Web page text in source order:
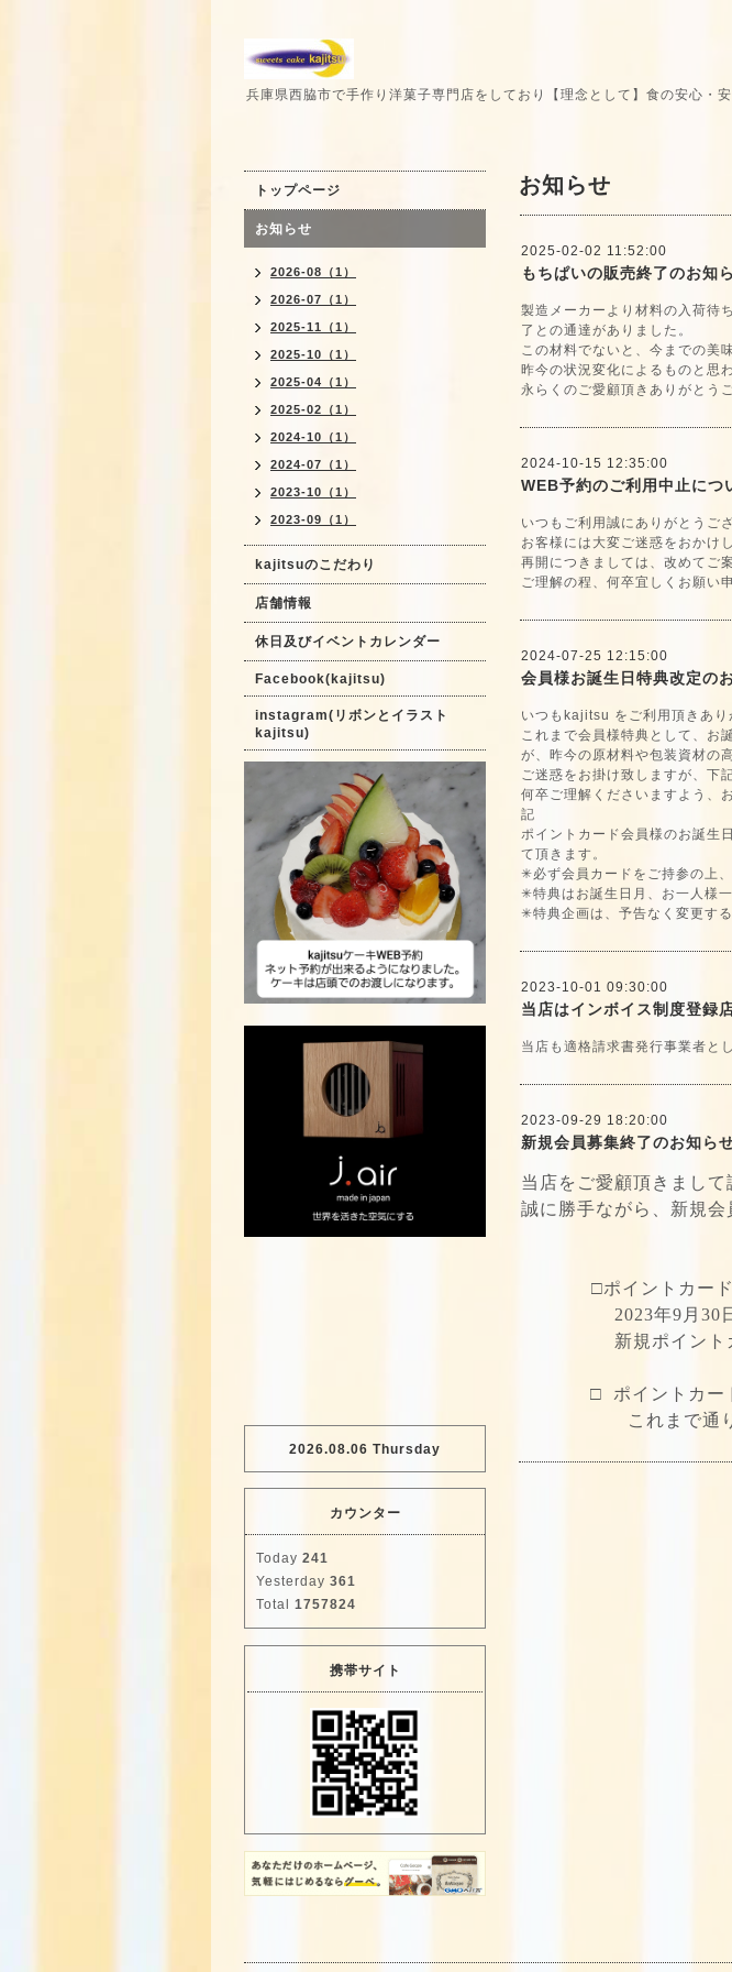
兵庫県西脇市で手作り洋菓子専門店をしており【理念として】食の安心・
お知らせ
2025-02-02 11:52:00
もちぱいの販売終了のお知ら
製造メーカーより材料の入荷待
了との通達がありました。
この材料でないと、今までの美
昨今の状況変化によるものと思
永らくのご愛顧頂きありがとう
2024-10-15 12:35:00
WEB予約のご利用中止につ
いつもご利用誠にありがとうご
お客様には大変ご迷惑をおかけ
再開につきましては、改めてご
ご理解の程、何卒宜しくお願い
2024-07-25 12:15:00
会員様お誕生日特典改定の
いつもkajitsu をご利用頂きあり
これまで会員様特典として、お
が、昨今の原材料や包装資材の
ご迷惑をお掛け致しますが、下
何卒ご理解くださいますよう、
記
ポイントカード会員様のお誕生
て頂きます。
✳必ず会員カードをご持参の上、
✳特典はお誕生日月、お一人様
✳特典企画は、予告なく変更する
2023-10-01 09:30:00
当店はインボイス制度登録
当店も適格請求書発行事業者と
2023-09-29 18:20:00
新規会員募集終了のお知らせ
当店をご愛顧頂きまして
誠に勝手ながら、新規会
□ポイントカー
2023年9 月 30
新規ポイントカード
□
ポイントカー
これまで通り
トップページ
お知らせ
2026-08（1）
2026-07（1）
2025-11（1）
2025-10（1）
2025-04（1）
2025-02（1）
2024-10（1）
2024-07（1）
2023-10（1）
2023-09（1）
kajitsuのこだわり
店舗情報
休日及びイベントカレンダー
Facebook(kajitsu)
instagram(リボンとイラスト
kajitsu)
2026.08.06 Thursday
カウンター
Today 241
Yesterday 361
Total 1757824
携帯サイト